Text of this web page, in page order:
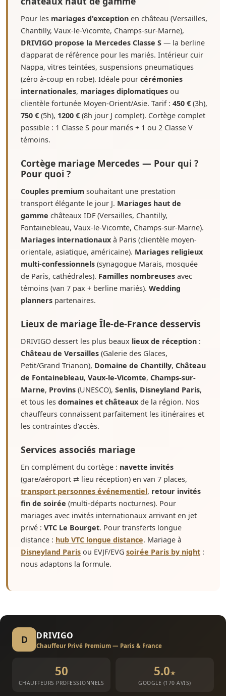
Pour les mariages d'exception en château (Versailles,
Chantilly, Vaux-le-Vicomte, Champs-sur-Marne),
DRIVIGO propose la Mercedes Classe S — la berline
d'apparat de référence pour les mariés. Intérieur cuir
Nappa, vitres teintées, suspensions pneumatiques
(zéro à-coup en robe). Idéale pour cérémonies
internationales, mariages diplomatiques ou
clientèle fortunée Moyen-Orient/Asie. Tarif : 450 € (3h),
750 € (5h), 1200 € (8h jour J complet). Cortège complet
possible : 1 Classe S pour mariés + 1 ou 2 Classe V
témoins.
Cortège mariage Mercedes — Pour qui ?
Pour quoi ?
Couples premium souhaitant une prestation
transport élégante le jour J. Mariages haut de
gamme châteaux IDF (Versailles, Chantilly,
Fontainebleau, Vaux-le-Vicomte, Champs-sur-Marne).
Mariages internationaux à Paris (clientèle moyen-
orientale, asiatique, américaine). Mariages religieux
multi-confessionnels (synagogue Marais, mosquée
de Paris, cathédrales). Familles nombreuses avec
témoins (van 7 pax + berline mariés). Wedding
planners partenaires.
Lieux de mariage Île-de-France desservis
DRIVIGO dessert les plus beaux lieux de réception :
Château de Versailles (Galerie des Glaces,
Petit/Grand Trianon), Domaine de Chantilly, Château
de Fontainebleau, Vaux-le-Vicomte, Champs-sur-
Marne, Provins (UNESCO), Senlis, Disneyland Paris,
et tous les domaines et châteaux de la région. Nos
chauffeurs connaissent parfaitement les itinéraires et
les contraintes d'accès.
Services associés mariage
En complément du cortège : navette invités
(gare/aéroport ⇄ lieu réception) en van 7 places,
transport personnes événementiel, retour invités
fin de soirée (multi-départs nocturnes). Pour
mariages avec invités internationaux arrivant en jet
privé : VTC Le Bourget. Pour transferts longue
distance : hub VTC longue distance. Mariage à
Disneyland Paris ou EVJF/EVG soirée Paris by night :
nous adaptons la formule.
D DRIVIGO
Chauffeur Privé Premium — Paris & France
50
CHAUFFEURS PROFESSIONNELS
5.0★
GOOGLE (170 AVIS)